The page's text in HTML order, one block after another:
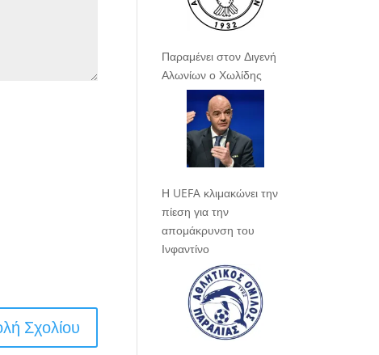
Παραμένει στον Διγενή
Αλωνίων ο Χωλίδης
Η UEFA κλιμακώνει την
πίεση για την
απομάκρυνση του
Ινφαντίνο